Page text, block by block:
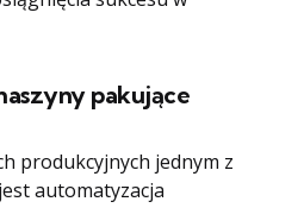
pakujące
produkcyjnych jednym z
automatyzacja